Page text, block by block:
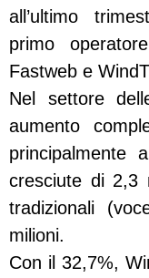
all’ultimo
primo
Fastweb e
Nel settore
aumento
principalmente
cresciute di 2,3
tradizionali
milioni.
Con il 32,7%,